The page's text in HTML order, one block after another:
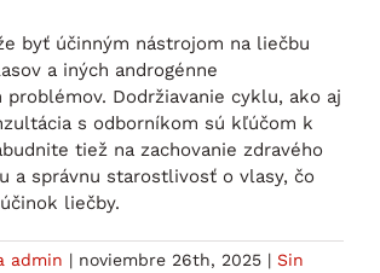
byť účinným nástrojom na liečbu
a iných androgénne
problémov. Dodržiavanie cyklu, ako aj
s odborníkom sú kľúčom k
tiež na zachovanie zdravého
a správnu starostlivosť o vlasy, čo
liečby.
admin | noviembre 26th, 2025 | Sin